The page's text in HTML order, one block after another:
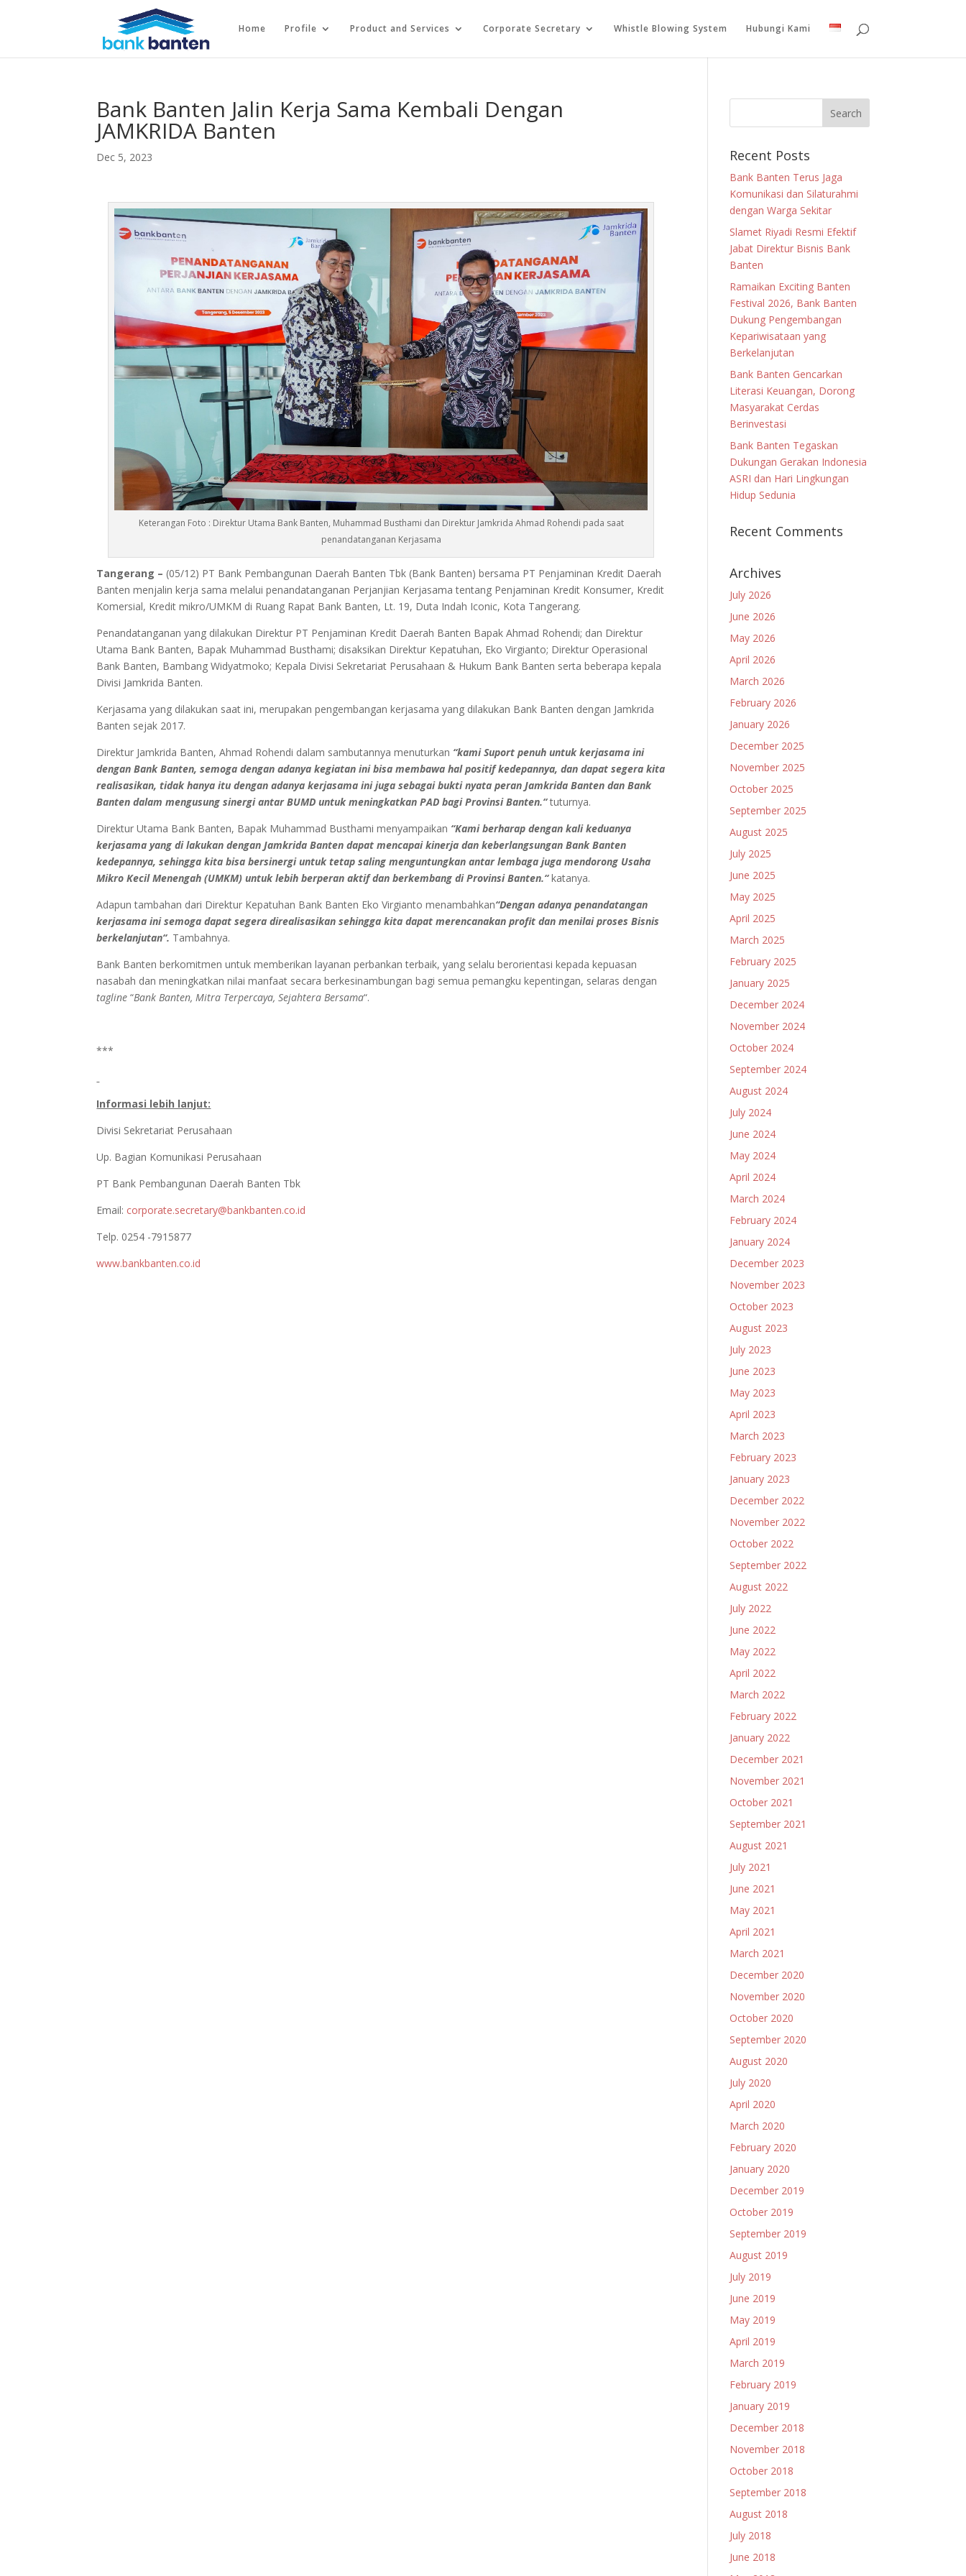
Home Profile Product and Services Corporate Secretary Whistle Blowing System Hubungi Kami
Bank Banten Jalin Kerja Sama Kembali Dengan
JAMKRIDA Banten
Dec 5, 2023
Keterangan Foto : Direktur Utama Bank Banten, Muhammad Busthami dan Direktur Jamkrida Ahmad Rohendi pada saat
penandatanganan Kerjasama
Tangerang – (05/12) PT Bank Pembangunan Daerah Banten Tbk (Bank Banten) bersama PT Penjaminan Kredit Daerah
Banten menjalin kerja sama melalui penandatanganan Perjanjian Kerjasama tentang Penjaminan Kredit Konsumer, Kredit
Komersial, Kredit mikro/UMKM di Ruang Rapat Bank Banten, Lt. 19, Duta Indah Iconic, Kota Tangerang.
Penandatanganan yang dilakukan Direktur PT Penjaminan Kredit Daerah Banten Bapak Ahmad Rohendi; dan Direktur
Utama Bank Banten, Bapak Muhammad Busthami; disaksikan Direktur Kepatuhan, Eko Virgianto; Direktur Operasional
Bank Banten, Bambang Widyatmoko; Kepala Divisi Sekretariat Perusahaan & Hukum Bank Banten serta beberapa kepala
Divisi Jamkrida Banten.
Kerjasama yang dilakukan saat ini, merupakan pengembangan kerjasama yang dilakukan Bank Banten dengan Jamkrida
Banten sejak 2017.
Direktur Jamkrida Banten, Ahmad Rohendi dalam sambutannya menuturkan “kami Suport penuh untuk kerjasama ini
dengan Bank Banten, semoga dengan adanya kegiatan ini bisa membawa hal positif kedepannya, dan dapat segera kita
realisasikan, tidak hanya itu dengan adanya kerjasama ini juga sebagai bukti nyata peran Jamkrida Banten dan Bank
Banten dalam mengusung sinergi antar BUMD untuk meningkatkan PAD bagi Provinsi Banten.“tuturnya.
Direktur Utama Bank Banten, Bapak Muhammad Busthami menyampaikan “Kami berharap dengan kali keduanya
kerjasama yang di lakukan dengan Jamkrida Banten dapat mencapai kinerja dan keberlangsungan Bank Banten
kedepannya, sehingga kita bisa bersinergi untuk tetap saling menguntungkan antar lembaga juga mendorong Usaha
Mikro Kecil Menengah (UMKM) untuk lebih berperan aktif dan berkembang di Provinsi Banten.“katanya.
Adapun tambahan dari Direktur Kepatuhan Bank Banten Eko Virgianto menambahkan“Dengan adanya penandatangan
kerjasama ini semoga dapat segera direalisasikan sehingga kita dapat merencanakan profit dan menilai proses Bisnis
berkelanjutan“. Tambahnya.
Bank Banten berkomitmen untuk memberikan layanan perbankan terbaik, yang selalu berorientasi kepada kepuasan
nasabah dan meningkatkan nilai manfaat secara berkesinambungan bagi semua pemangku kepentingan, selaras dengan
tagline“Bank Banten, Mitra Terpercaya, Sejahtera Bersama“.
***
Informasi lebih lanjut:
Divisi Sekretariat Perusahaan
Up. Bagian Komunikasi Perusahaan
PT Bank Pembangunan Daerah Banten Tbk
Email: corporate.secretary@bankbanten.co.id
Telp. 0254 -7915877
www.bankbanten.co.id
Recent Posts
Bank Banten Terus Jaga
Komunikasi dan Silaturahmi
dengan Warga Sekitar
Slamet Riyadi Resmi Efektif
Jabat Direktur Bisnis Bank
Banten
Ramaikan Exciting Banten
Festival 2026, Bank Banten
Dukung Pengembangan
Kepariwisataan yang
Berkelanjutan
Bank Banten Gencarkan
Literasi Keuangan, Dorong
Masyarakat Cerdas
Berinvestasi
Bank Banten Tegaskan
Dukungan Gerakan Indonesia
ASRI dan Hari Lingkungan
Hidup Sedunia
Recent Comments
Archives
July 2026
June 2026
May 2026
April 2026
March 2026
February 2026
January 2026
December 2025
November 2025
October 2025
September 2025
August 2025
July 2025
June 2025
May 2025
April 2025
March 2025
February 2025
January 2025
December 2024
November 2024
October 2024
September 2024
August 2024
July 2024
June 2024
May 2024
April 2024
March 2024
February 2024
January 2024
December 2023
November 2023
October 2023
August 2023
July 2023
June 2023
May 2023
April 2023
March 2023
February 2023
January 2023
December 2022
November 2022
October 2022
September 2022
August 2022
July 2022
June 2022
May 2022
April 2022
March 2022
February 2022
January 2022
December 2021
November 2021
October 2021
September 2021
August 2021
July 2021
June 2021
May 2021
April 2021
March 2021
December 2020
November 2020
October 2020
September 2020
August 2020
July 2020
April 2020
March 2020
February 2020
January 2020
December 2019
October 2019
September 2019
August 2019
July 2019
June 2019
May 2019
April 2019
March 2019
February 2019
January 2019
December 2018
November 2018
October 2018
September 2018
August 2018
July 2018
June 2018